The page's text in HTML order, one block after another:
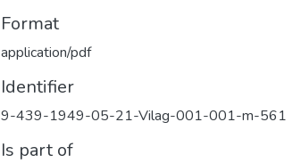
Format
application/pdf
Identifier
9-439-1949-05-21-Vilag-001-001-m-561
Is part of